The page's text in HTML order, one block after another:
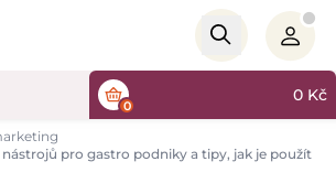
0
0 Kč
pro gastro podniky a tipy, jak je použít